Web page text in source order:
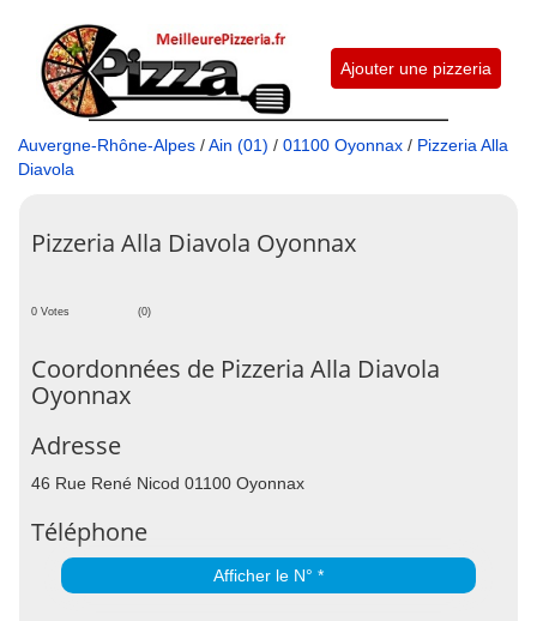
Ajouter une pizzeria
Auvergne-Rhône-Alpes /Ain (01) / 01100 Oyonnax / Pizzeria Alla
Diavola
Pizzeria Alla Diavola Oyonnax
0 Votes (0)
Coordonnées de Pizzeria Alla Diavola
Oyonnax
Adresse
46 Rue René Nicod 01100 Oyonnax
Téléphone
Afficher le N° *